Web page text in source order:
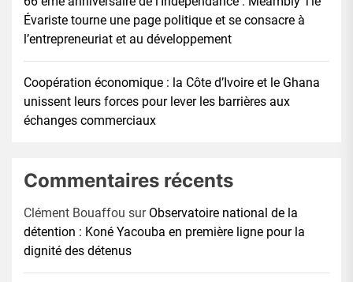
Évariste tourne une page politique et se consacre à
l’entrepreneuriat et au développement
Coopération économique : la Côte d’Ivoire et le Ghana
unissent leurs forces pour lever les barrières aux
échanges commerciaux
Commentaires récents
Clément Bouaffou sur Observatoire national de la
détention : Koné Yacouba en première ligne pour la
dignité des détenus